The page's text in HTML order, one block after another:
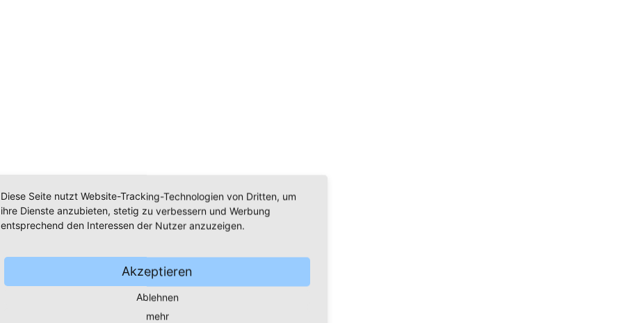
Diese Seite nutzt Website-Tracking-Technologien von Dritten, um
ihre Dienste anzubieten, stetig zu verbessern und Werbung
entsprechend den Interessen der Nutzer anzuzeigen.
Akzeptieren
Ablehnen
mehr